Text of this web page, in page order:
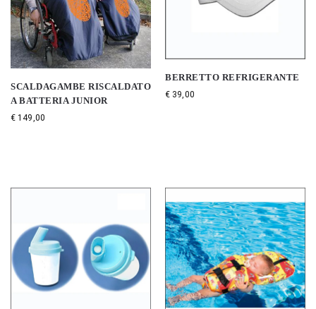
SCALDAGAMBE RISCALDATO
A BATTERIA JUNIOR
€ 149,00
BERRETTO REFRIGERANTE
€ 39,00